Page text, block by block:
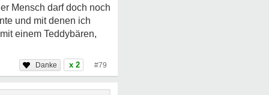
Mensch darf doch noch
und mit denen ich
einem Teddybären,
x 2 #79